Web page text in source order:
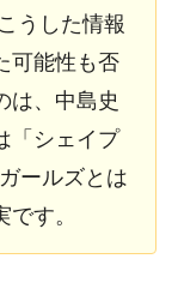
うした情報
可能性も否
は、中島史
「シェイプ
ールズとは
す。